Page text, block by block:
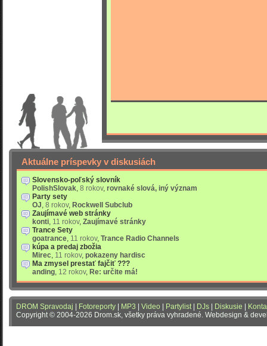
Aktuálne príspevky v diskusiách
Slovensko-poľský slovník
PolishSlovak, 8 rokov, rovnaké slová, iný význam
Party sety
OJ, 8 rokov, Rockwell Subclub
Zaujímavé web stránky
konti, 11 rokov, Zaujímavé stránky
Trance Sety
goatrance, 11 rokov, Trance Radio Channels
kúpa a predaj zbožia
Mirec, 11 rokov, pokazeny hardisc
Ma zmysel prestať fajčiť ???
anding, 12 rokov, Re: určite má!
DROM Spravodaj Fotoreporty MP3 Video Partylist| DJs Diskusie
Copyright © 2004-2026 Drom.sk, všetky práva vyhradené. Webdesign &